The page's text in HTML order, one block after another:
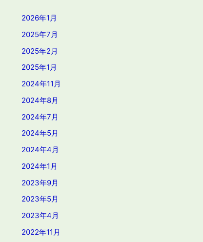
2026年1月
2025年7月
2025年2月
2025年1月
2024年11月
2024年8月
2024年7月
2024年5月
2024年4月
2024年1月
2023年9月
2023年5月
2023年4月
2022年11月